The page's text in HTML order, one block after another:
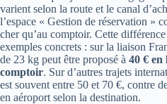
varient selon la route et le canal
l’espace « Gestion de réservation »
cher qu’au comptoir. Cette
exemples concrets : sur la liaison
de 23 kg peut être proposé à 40 € en
comptoir. Sur d’autres trajets
est souvent entre 50 et 70 €, contre
en aéroport selon la destination.